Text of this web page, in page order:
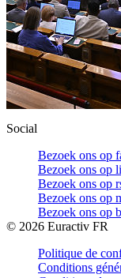
Social
Bezoek ons op
Bezoek ons op
Bezoek ons op
Bezoek ons op
Bezoek ons op
© 2026 Euractiv FR
Politique de
Conditions